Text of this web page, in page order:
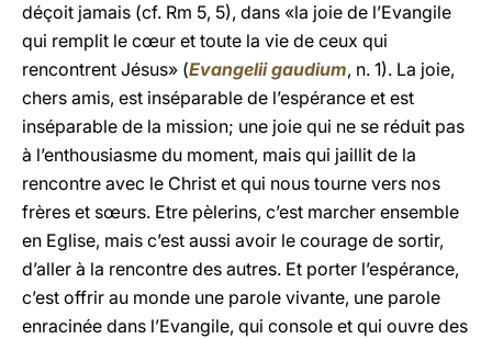
déçoit jamais (cf. Rm 5, 5), dans «la joie de l’Evangile
qui remplit le cœur et toute la vie de ceux qui
rencontrent Jésus» (Evangelii gaudium, n. 1). La joie,
chers amis, est inséparable de l’espérance et est
inséparable de la mission; une joie qui ne se réduit pas
à l’enthousiasme du moment, mais qui jaillit de la
rencontre avec le Christ et qui nous tourne vers nos
frères et sœurs. Etre pèlerins, c’est marcher ensemble
en Eglise, mais c’est aussi avoir le courage de sortir,
d’aller à la rencontre des autres. Et porter l’espérance,
c’est offrir au monde une parole vivante, une parole
enracinée dans l’Evangile, qui console et qui ouvre des